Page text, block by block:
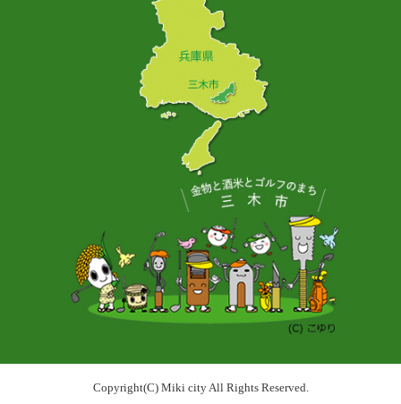
Copyright(C) Miki city All Rights Reserved.